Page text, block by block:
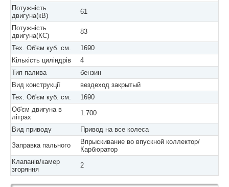
Потужність
двигуна(кВ)
61
Потужність
двигуна(КС)
83
Тех. Об'єм куб. см.
1690
Кількість циліндрів
4
Тип палива
бензин
Вид конструкції
вездеход закрытый
Тех. Об'єм куб. см.
1690
Об'єм двигуна в
літрах
1.700
Вид приводу Привод на все колеса
Заправка пального
Впрыскивание во впускной коллектор/
Карбюратор
Клапанів/камер
згоряння
2